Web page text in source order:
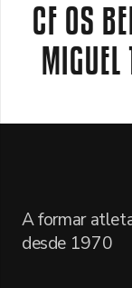
CF OS
A formar
desde 1970